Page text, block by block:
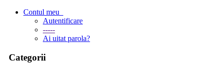
Contul meu
Autentificare
-----
Ai uitat parola?
Categorii